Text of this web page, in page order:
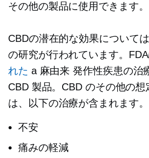
その他の製品に使用できます。
CBDの潜在的な効果について
の研究が行われています。
れた a 麻由来 発作性疾患の治
CBD 製品。CBD のその他の
は、以下の治療が含まれます。
不安
痛みの軽減